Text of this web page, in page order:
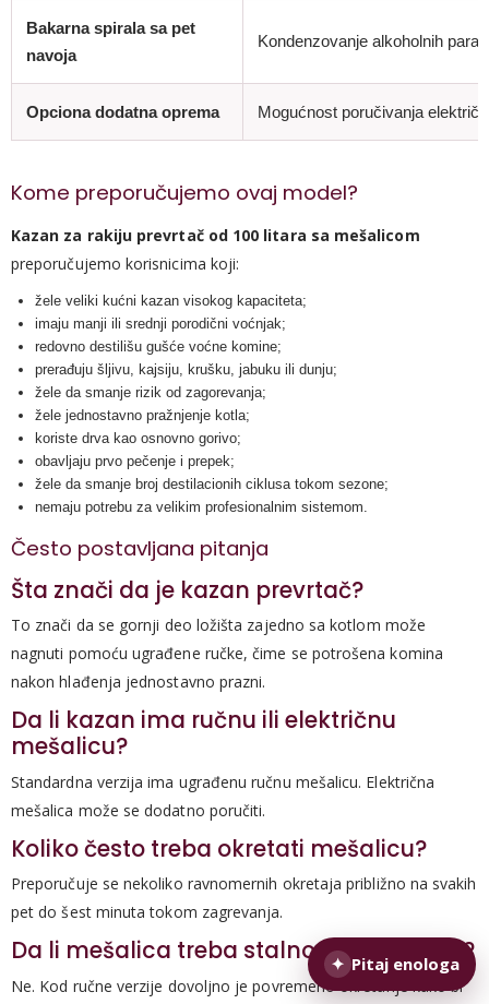
Bakarna spirala sa pet
navoja
Kondenzovanje alkoholnih para
Opciona dodatna oprema Mogućnost poručivanja
Kome preporučujemo ovaj model?
Kazan za rakiju prevrtač od 100 litara sa mešalicom
preporučujemo korisnicima koji:
žele veliki kućni kazan visokog kapaciteta;
imaju manji ili srednji porodični voćnjak;
redovno destilišu gušće voćne komine;
prerađuju šljivu, kajsiju, krušku, jabuku ili dunju;
žele da smanje rizik od zagorevanja;
žele jednostavno pražnjenje kotla;
koriste drva kao osnovno gorivo;
obavljaju prvo pečenje i prepek;
žele da smanje broj destilacionih ciklusa tokom sezone;
nemaju potrebu za velikim profesionalnim sistemom.
Često postavljana pitanja
Šta znači da je kazan prevrtač?
To znači da se gornji deo ložišta zajedno sa kotlom može
nagnuti pomoću ugrađene ručke, čime se potrošena komina
nakon hlađenja jednostavno prazni.
Da li kazan ima ručnu ili električnu
mešalicu?
Standardna verzija ima ugrađenu ručnu mešalicu. Električna
mešalica može se dodatno poručiti.
Koliko često treba okretati mešalicu?
Preporučuje se nekoliko ravnomernih okretaja približno na svakih
pet do šest minuta tokom zagrevanja.
Da li mešalica treba stalno da se okreće?
Ne. Kod ručne verzije dovoljno je povremeno okretanje kako bi
✦ Pitaj enologa